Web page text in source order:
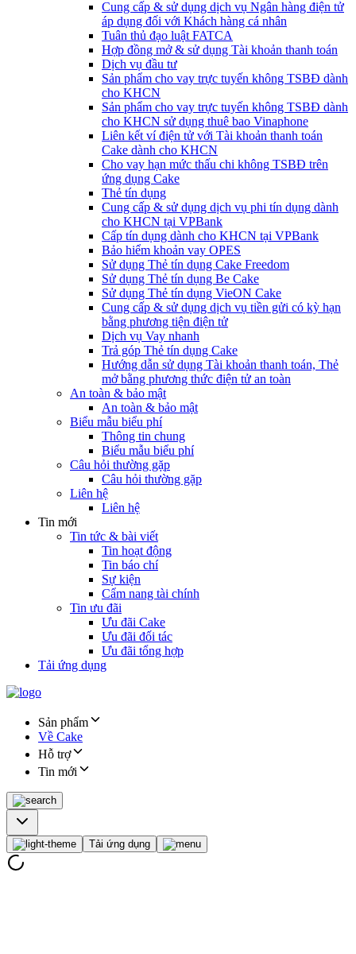
Cung cấp & sử dụng dịch vụ Ngân hàng điện tử
áp dụng đối với Khách hàng cá nhân
Tuân thủ đạo luật FATCA
Hợp đồng mở & sử dụng Tài khoản thanh toán
Dịch vụ đầu tư
Sản phẩm cho vay trực tuyến không TSBĐ dành
cho KHCN
Sản phẩm cho vay trực tuyến không TSBĐ dành
cho KHCN sử dụng thuê bao Vinaphone
Liên kết ví điện tử với Tài khoản thanh toán
Cake dành cho KHCN
Cho vay hạn mức thấu chi không TSBĐ trên
ứng dụng Cake
Thẻ tín dụng
Cung cấp & sử dụng dịch vụ phi tín dụng dành
cho KHCN tại VPBank
Cấp tín dụng dành cho KHCN tại VPBank
Bảo hiểm khoản vay OPES
Sử dụng Thẻ tín dụng Cake Freedom
Sử dụng Thẻ tín dụng Be Cake
Sử dụng Thẻ tín dụng VieON Cake
Cung cấp & sử dụng dịch vụ tiền gửi có kỳ hạn
bằng phương tiện điện tử
Dịch vụ Vay nhanh
Trả góp Thẻ tín dụng Cake
Hướng dẫn sử dụng Tài khoản thanh toán, Thẻ
mở bằng phương thức điện tử an toàn
An toàn & bảo mật
An toàn & bảo mật
Biểu mẫu biểu phí
Thông tin chung
Biểu mẫu biểu phí
Câu hỏi thường gặp
Câu hỏi thường gặp
Liên hệ
Liên hệ
Tin mới
Tin tức & bài viết
Tin hoạt động
Tin báo chí
Sự kiện
Cẩm nang tài chính
Tin ưu đãi
Ưu đãi Cake
Ưu đãi đối tác
Ưu đãi tổng hợp
Tải ứng dụng
Sản phẩm
Về Cake
Hỗ trợ
Tin mới
Tải ứng dụng